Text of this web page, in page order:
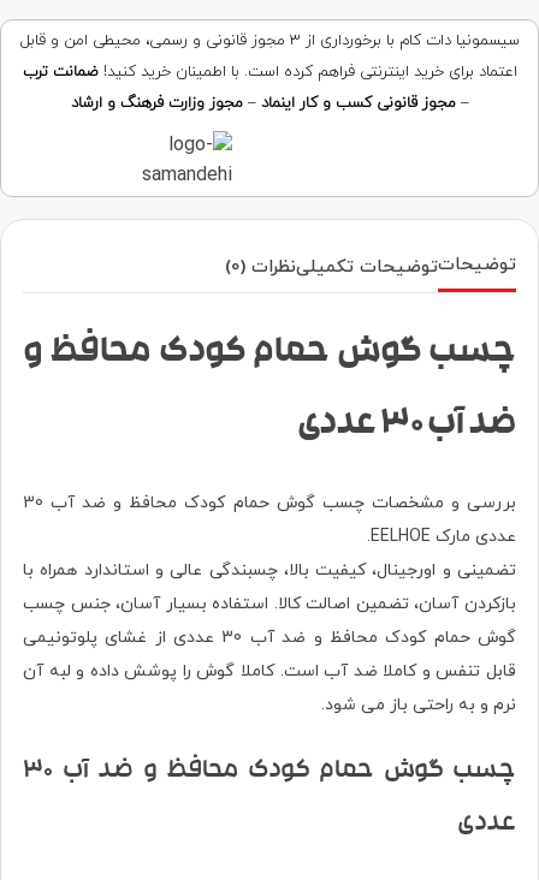
سیسمونیا دات کام با برخورداری از ۳ مجوز قانونی و رسمی، محیطی امن و قابل
اعتماد برای خرید اینترنتی فراهم کرده است. با اطمینان خرید کنید!ضمانت ترب
–مجوز قانونی کسب و کار اینماد –مجوز وزارت فرهنگ و ارشاد
توضیحاتتوضیحات تکمیلینظرات (0)
چسب گوش حمام کودک محافظ و
ضد آب 30 عددی
بررسی و مشخصات چسب گوش حمام کودک محافظ و ضد آب 30
عددی مارک EELHOE.
تضمینی و اورجینال، کیفیت بالا، چسبندگی عالی و استاندارد همراه با
بازکردن آسان، تضمین اصالت کالا. استفاده بسیار آسان،جنس چسب
گوش حمام کودک محافظ و ضد آب 30 عددی از غشای پلوتونیمی
قابل تنفس و کاملا ضد آب است. کاملا گوش را پوشش داده و لبه آن
نرم و به راحتی باز می شود.
چسب گوش حمام کودک محافظ و ضد آب 30
عددی